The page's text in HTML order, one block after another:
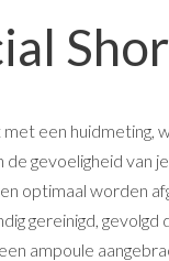
een huidmeting,
gevoeligheid van
optimaal worden
gereinigd, gevolgd
ampoule